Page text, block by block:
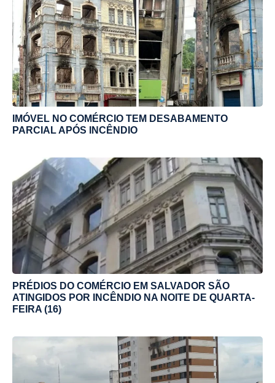
IMÓVEL NO COMÉRCIO TEM DESABAMENTO
PARCIAL APÓS INCÊNDIO
PRÉDIOS DO COMÉRCIO EM SALVADOR SÃO
ATINGIDOS POR INCÊNDIO NA NOITE DE QUARTA-
FEIRA (16)